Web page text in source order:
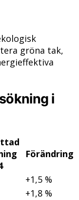
gröna tak,
i
Förändring
+1,5 %
+1,8 %